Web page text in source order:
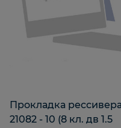
Прокладка
21082 - 10 (8 кл. дв 1.5